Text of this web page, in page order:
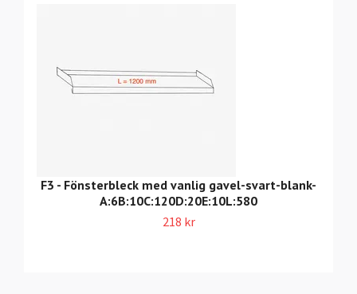
F3 - Fönsterbleck med vanlig gavel-svart-blank-
A:6B:10C:120D:20E:10L:580
218 kr